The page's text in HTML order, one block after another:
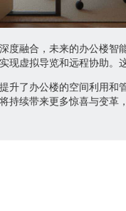
度融合，未来的办公楼
现虚拟导览和远程协助。
升了办公楼的空间利用
持续带来更多惊喜与变革